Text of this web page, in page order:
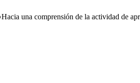
una comprensión de la actividad de